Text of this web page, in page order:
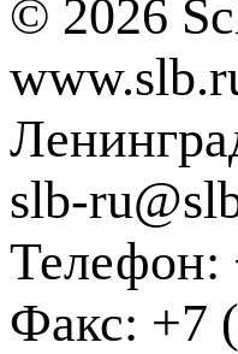
© 2026
slb-
Телефон:
Факс: +7